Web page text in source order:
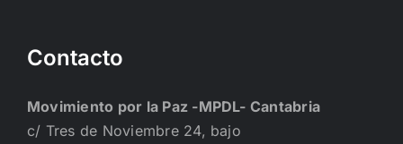
Contacto
Movimiento por la Paz -MPDL- Cantabria
c/ Tres de Noviembre 24, bajo